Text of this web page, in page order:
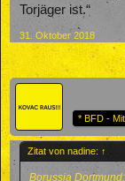
Torjäger ist.“
31. Oktober 2018
* BFD -
Zitat von nadine: ↑
Borussia